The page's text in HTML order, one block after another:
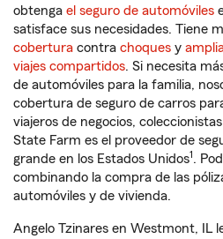
obtenga el seguro de automóviles
satisface sus necesidades. Tiene
cobertura contra choques y
viajes compartidos. Si necesita
de automóviles para la familia,
cobertura de seguro de carros
viajeros de negocios,
State Farm es el proveedor de
grande en los Estados Unidos1.
combinando la compra de las
automóviles y de vivienda.
Angelo Tzinares en Westmont, IL